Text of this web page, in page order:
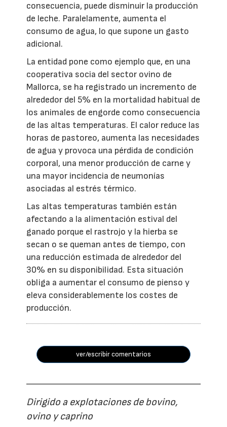
consecuencia, puede disminuir la producción
de leche. Paralelamente, aumenta el
consumo de agua, lo que supone un gasto
adicional.
La entidad pone como ejemplo que, en una
cooperativa socia del sector ovino de
Mallorca, se ha registrado un incremento de
alrededor del 5% en la mortalidad habitual de
los animales de engorde como consecuencia
de las altas temperaturas. El calor reduce las
horas de pastoreo, aumenta las necesidades
de agua y provoca una pérdida de condición
corporal, una menor producción de carne y
una mayor incidencia de neumonías
asociadas al estrés térmico.
Las altas temperaturas también están
afectando a la alimentación estival del
ganado porque el rastrojo y la hierba se
secan o se queman antes de tiempo, con
una reducción estimada de alrededor del
30% en su disponibilidad. Esta situación
obliga a aumentar el consumo de pienso y
eleva considerablemente los costes de
producción.
ver/escribir comentarios
Dirigido a explotaciones de bovino,
ovino y caprino